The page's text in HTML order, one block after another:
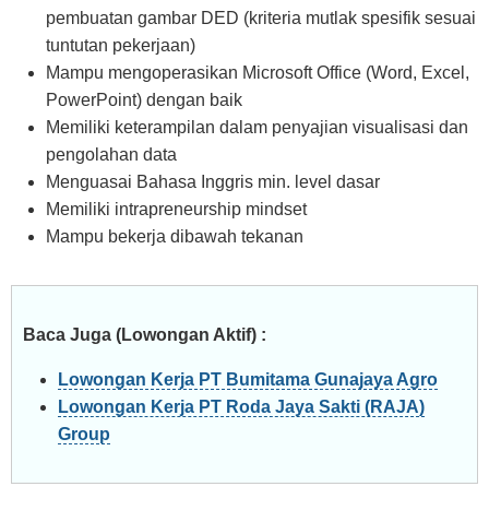
pembuatan gambar DED (kriteria mutlak spesifik sesuai
tuntutan pekerjaan)
Mampu mengoperasikan Microsoft Office (Word, Excel,
PowerPoint) dengan baik
Memiliki keterampilan dalam penyajian visualisasi dan
pengolahan data
Menguasai Bahasa Inggris min. level dasar
Memiliki intrapreneurship mindset
Mampu bekerja dibawah tekanan
Baca Juga (Lowongan Aktif) :
Lowongan Kerja PT Bumitama Gunajaya Agro
Lowongan Kerja PT Roda Jaya Sakti (RAJA)
Group